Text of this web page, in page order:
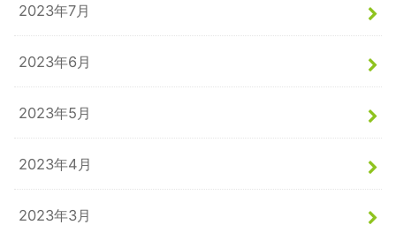
2023年7月
2023年6月
2023年5月
2023年4月
2023年3月